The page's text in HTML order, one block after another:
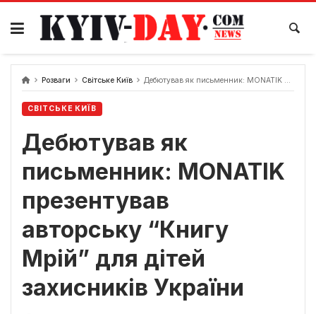
Перейти
вмісту
Розваги Світське Київ Дебютував як письменник: MONATIK презентував авторську “Книгу Мрій” для дітей захисників України
СВІТСЬКЕ КИЇВ
Дебютував як
письменник: MONATIK
презентував
авторську “Книгу
Мрій” для дітей
захисників України